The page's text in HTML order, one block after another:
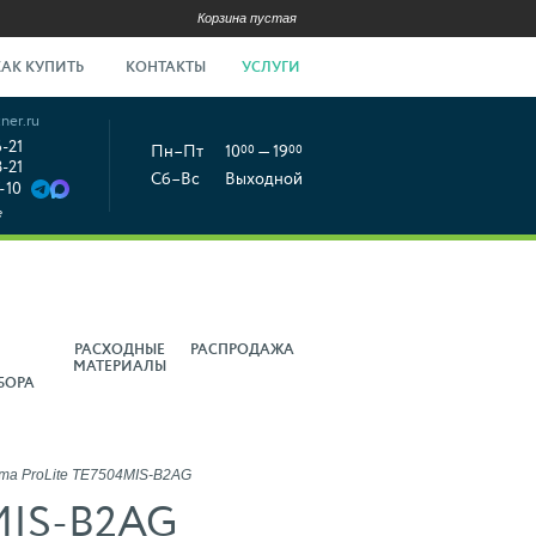
Корзина пустая
КУПИТЬ КОНТАКТЫ УСЛУГИ
21
21
10
Пн–Пт 1000 — 1900
Сб–Вс Выходной
РАСХОДНЫЕ
МАТЕРИАЛЫ
РАСПРОДАЖА
ProLite TE7504MIS-B2AG
B2AG